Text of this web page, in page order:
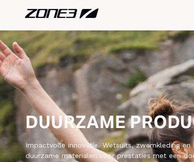
DUURZAME
Impactvolle innovatie. Wetsuits, zwemkleding en
duurzame materialen voor prestaties met een